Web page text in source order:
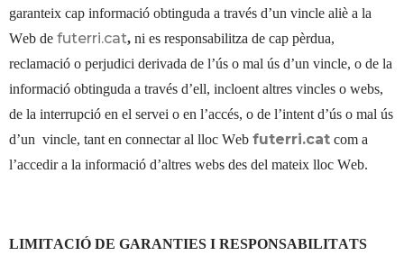
garanteix cap informació obtinguda a través d’un vincle aliè a la
Web de futerri.cat, ni es responsabilitza de cap pèrdua,
reclamació o perjudici derivada de l’ús o mal ús d’un vincle, o de la
informació obtinguda a través d’ell, incloent altres vincles o webs,
de la interrupció en el servei o en l’accés, o de l’intent d’ús o mal ús
d’un vincle, tant en connectar al lloc Web futerri.cat com a
l’accedir a la informació d’altres webs des del mateix lloc Web.
LIMITACIÓ DE GARANTIES I RESPONSABILITATS